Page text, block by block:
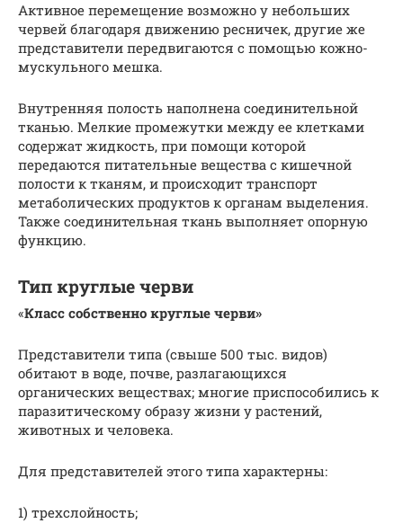
Активное перемещение возможно у небольших
червей благодаря движению ресничек, другие же
представители передвигаются с помощью кожно-
мускульного мешка.
Внутренняя полость наполнена соединительной
тканью. Мелкие промежутки между ее клетками
содержат жидкость, при помощи которой
передаются питательные вещества с кишечной
полости к тканям, и происходит транспорт
метаболических продуктов к органам выделения.
Также соединительная ткань выполняет опорную
функцию.
Тип круглые черви
«Класс собственно круглые черви»
Представители типа (свыше 500 тыс. видов)
обитают в воде, почве, разлагающихся
органических веществах; многие приспособились к
паразитическому образу жизни у растений,
животных и человека.
Для представителей этого типа характерны:
1) трехслойность;